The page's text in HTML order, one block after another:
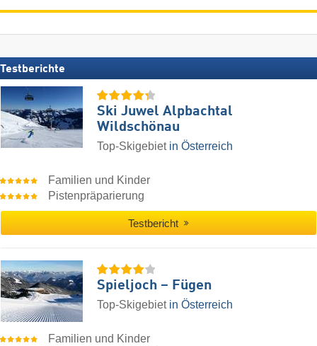
Testberichte
Ski Juwel Alpbachtal
Wildschönau
Top-Skigebiet in Österreich
Familien und Kinder
Pistenpräparierung
Testbericht
Spieljoch – Fügen
Top-Skigebiet in Österreich
Familien und Kinder